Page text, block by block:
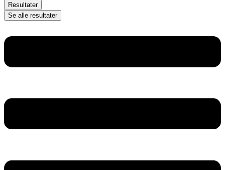
Resultater
Se alle resultater